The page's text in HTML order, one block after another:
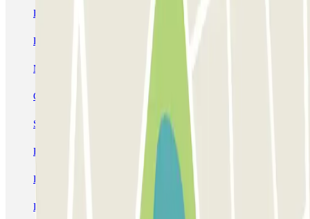
Ecolowpark - Proche Aéroport Marseille Provence - Découvert
Rome Blue Valet - Aéroport de Marseille (MRS) - Extérieur
MyValetservices2.0 - Service Voiturier - Aéroport de Marseille
Centre du pneu - Aéroport de Marseille
Service Voiturier PARKING SERVICES - Aéroport Marseille
Provence
INDIGO Paradis Mélizan INDIGO Préfecture
INDIGO Quai d'Arenc INDIGO République